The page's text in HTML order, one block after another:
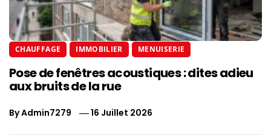
CHAUFFAGE IMMOBILIER MENUISERIE
Pose de fenêtres acoustiques : dites adieu
aux bruits de la rue
ByAdmin7279 16 Juillet 2026